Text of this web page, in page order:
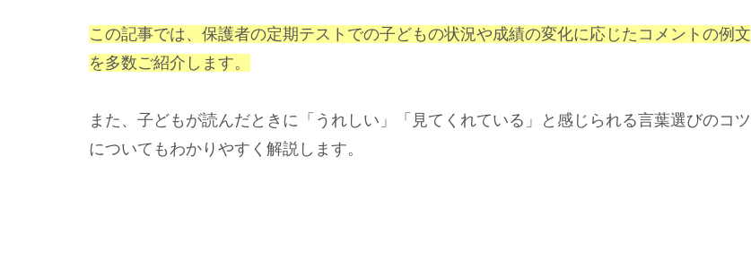
この記事では、 保護者の定期テストでの子どもの状況や成績の変化に応じたコメントの例文
を多数ご紹介します。
また、子どもが読んだときに「うれしい」「見てくれている」と感じられる言葉選びのコツ
についてもわかりやすく解説します。